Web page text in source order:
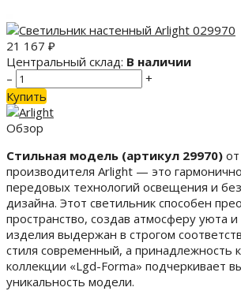
21 167 ₽
Центральный склад: В наличии
–
+
Купить
Обзор
Стильная модель (артикул 29970)
производителя Arlight — это
передовых технологий освещения и
дизайна. Этот светильник способен
пространство, создав атмосферу уюта
изделия выдержан в строгом
стиля современный, а принадлежность
коллекции «Lgd-Forma» подчеркивает
уникальность модели.